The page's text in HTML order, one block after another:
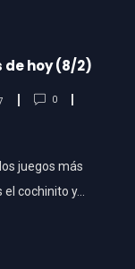
hoy (8/2)
0
juegos más
cochinito y...